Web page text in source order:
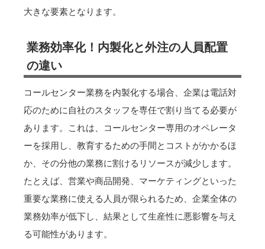
大きな要素となります。
業務効率化！内製化と外注の人員配置
の違い
コールセンター業務を内製化する場合、企業は電話対
応のために自社のスタッフを専任で割り当てる必要が
あります。これは、コールセンター専用のオペレータ
ーを採用し、教育するための手間とコストがかかるほ
か、その分他の業務に割けるリソースが減少します。
たとえば、営業や商品開発、マーケティングといった
重要な業務に使える人員が限られるため、企業全体の
業務効率が低下し、結果として生産性に悪影響を与え
る可能性があります。